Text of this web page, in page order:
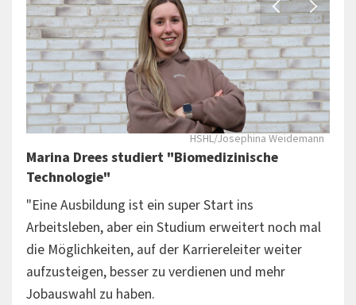
HSHL/Josephina Weidemann
Marina Drees studiert "Biomedizinische
Technologie"
"Eine Ausbildung ist ein super Start ins
Arbeitsleben, aber ein Studium erweitert noch mal
die Möglichkeiten, auf der Karriereleiter weiter
aufzusteigen, besser zu verdienen und mehr
Jobauswahl zu haben.